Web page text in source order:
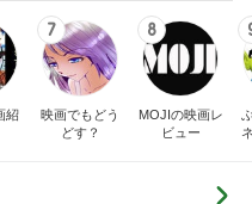
紹
7
映画でもどう
どす？
8
MOJIの映画レ
ビュー